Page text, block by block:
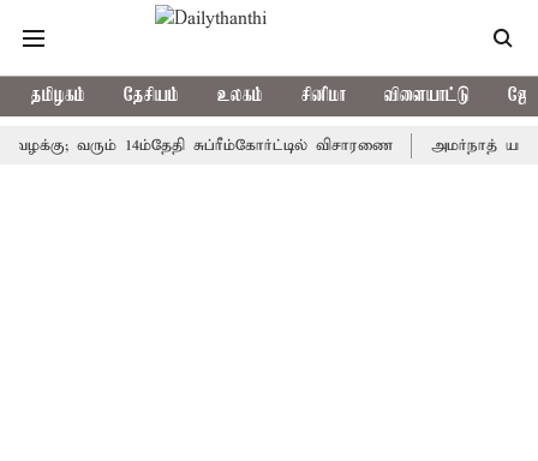
தமிழகம் தேசியம் உலகம் சினிமா விளையாட்டு
வரும் 14ம்தேதி சுப்ரீம்கோர்ட்டில் விசாரணை அமர்நாத் யாத்திரை